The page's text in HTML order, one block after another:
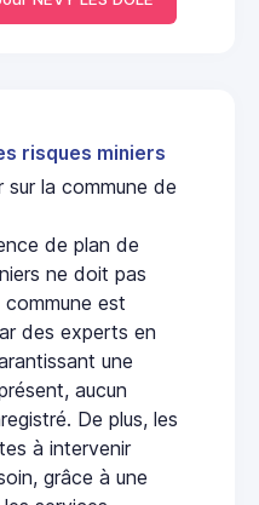
risques miniers
sur la commune de
de plan de
ne doit pas
est
des experts en
une
aucun
De plus, les
à intervenir
grâce à une